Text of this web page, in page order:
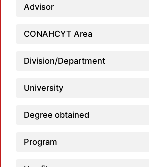
Advisor
CONAHCYT Area
Division/Department
University
Degree obtained
Program